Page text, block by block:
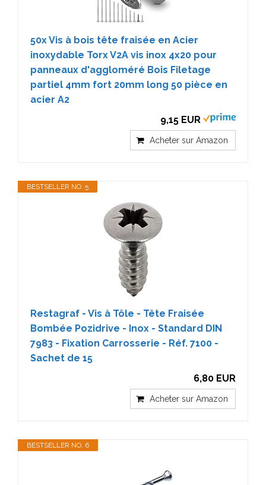
50x Vis à bois tête fraisée en Acier
inoxydable Torx V2A vis inox 4x20 pour
panneaux d'aggloméré Bois Filetage
partiel 4mm fort 20mm long 50 pièce en
acier A2
9,15 EUR
Acheter sur Amazon
BESTSELLER NO. 5
Restagraf - Vis à Tôle - Tête Fraisée
Bombée Pozidrive - Inox - Standard DIN
7983 - Fixation Carrosserie - Réf. 7100 -
Sachet de 15
6,80 EUR
Acheter sur Amazon
BESTSELLER NO. 6